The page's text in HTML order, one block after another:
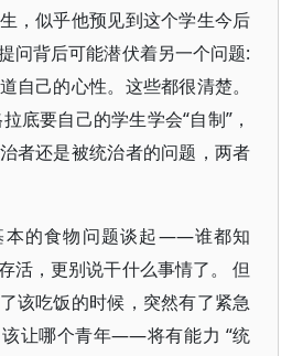
，似乎他预见到这个学生今后
问背后可能潜伏着另一个问题:
自己的心性。这些都很清楚。
底要自己的学生学会“自制”，
者还是被统治者的问题，两者
本的食物问题谈起——谁都知
活，更别说干什么事情了。 但
该吃饭的时候，突然有了紧急
让哪个青年——将有能力 “统